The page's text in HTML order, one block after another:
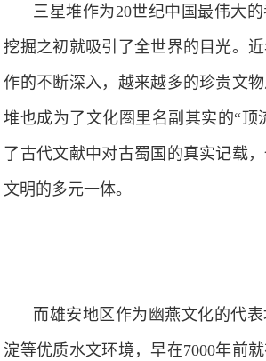
三星堆作为20世纪中国最伟大
挖掘之初就吸引了全世界的目光。
作的不断深入，越来越多的珍贵文
堆也成为了文化圈里名副其实的“顶
了古代文献中对古蜀国的真实记载
文明的多元一体。
而雄安地区作为幽燕文化的代
淀等优质水文环境，早在7000年前